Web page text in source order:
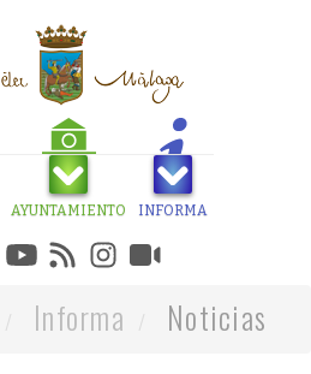
AYUNTAMIENTO INFORMA
Informa Noticias